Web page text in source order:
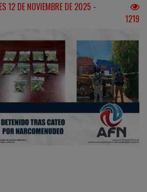
12 DE NOVIEMBRE DE 2025 -
1219